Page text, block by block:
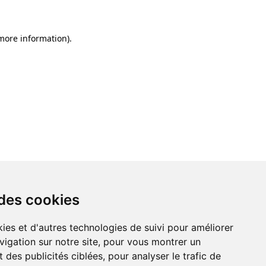
cookies
et d'autres technologies de suivi pour améliorer
sur notre site, pour vous montrer un
des publicités ciblées, pour analyser le trafic de
information).